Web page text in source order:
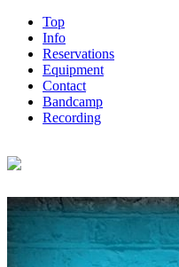
Top
Info
Reservations
Equipment
Contact
Bandcamp
Recording